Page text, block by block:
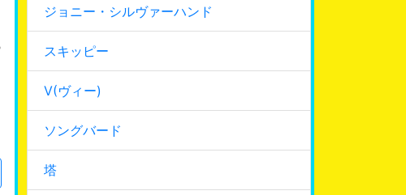
ジョニー・シルヴァーハンド
スキッピー
V(ヴィー)
ソングバード
塔